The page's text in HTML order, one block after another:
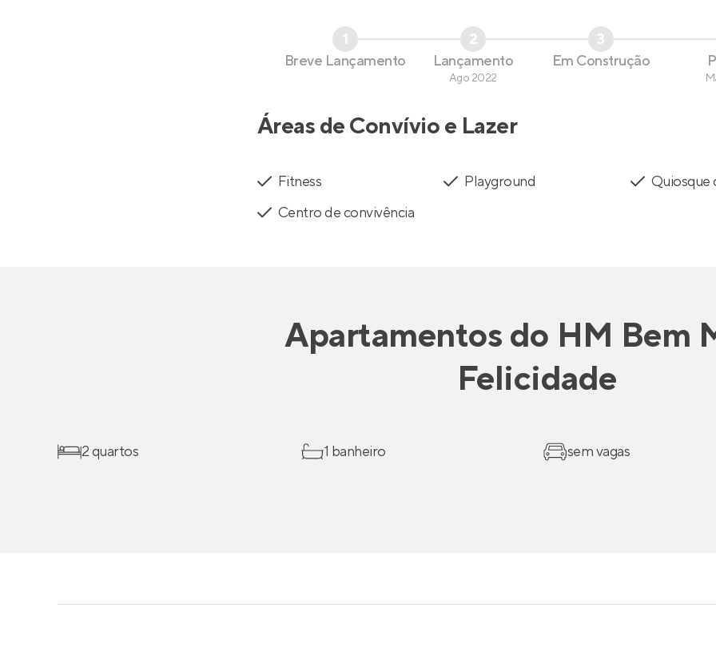
1
Breve Lançamento
2
Lançamento
Ago 2022
3
Em Construção
Áreas de Convívio e Lazer
Fitness Playground
Quiosque
Centro de convivência
Apartamentos do HM Bem
Felicidade
2 quartos 1 banheiro sem vagas